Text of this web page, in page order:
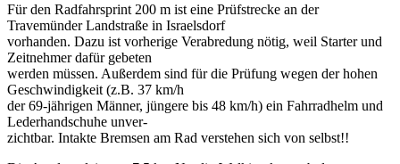
Für den Radfahrsprint 200 m ist eine Prüfstrecke an der
Travemünder Landstraße in Israelsdorf
vorhanden. Dazu ist vorherige Verabredung nötig, weil Starter und
Zeitnehmer dafür gebeten
werden müssen. Außerdem sind für die Prüfung wegen der hohen
Geschwindigkeit (z.B. 37 km/h
der 69-jährigen Männer, jüngere bis 48 km/h) ein Fahrradhelm und
Lederhandschuhe unver-
zichtbar. Intakte Bremsen am Rad verstehen sich von selbst!!